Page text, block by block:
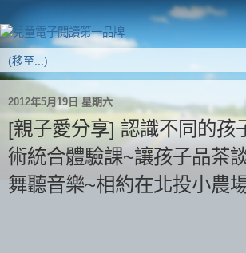
2012年5月19日 星期六
[親子愛分享] 認識不同的孩
術統合體驗課~讓孩子品茶
舞聽音樂~相約在北投小農